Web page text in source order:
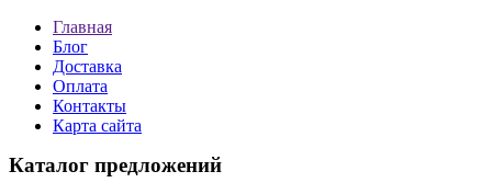
Главная
Блог
Доставка
Оплата
Контакты
Карта сайта
Каталог предложений